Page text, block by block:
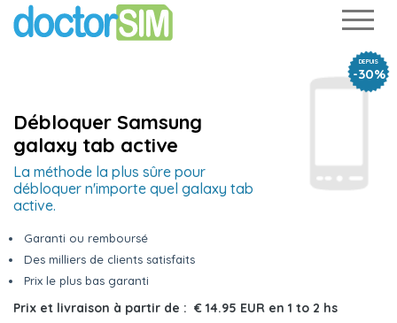
DEPUIS
-30%
Débloquer Samsung
galaxy tab active
La méthode la plus sûre pour
débloquer n'importe quel galaxy tab
active.
Garanti ou remboursé
Des milliers de clients satisfaits
Prix le plus bas garanti
Prix et livraison à partir de : € 14.95 EUR en 1 to 2 hs